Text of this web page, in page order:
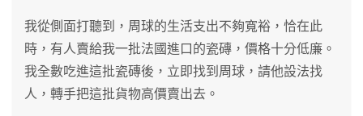
我從側面打聽到，周球的生活支出不夠寬裕，恰在此
時，有人賣給我一批法國進口的瓷磚，價格十分低廉。
我全數吃進這批瓷磚後，立即找到周球，請他設法找
人，轉手把這批貨物高價賣出去。